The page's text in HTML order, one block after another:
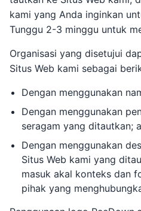
kami yang Anda inginkan
Tunggu 2-3 minggu untuk
Organisasi yang disetujui
Situs Web kami sebagai
Dengan menggunakan
Dengan menggunakan
seragam yang ditautkan;
Dengan menggunakan
Situs Web kami yang
masuk akal konteks dan
pihak yang